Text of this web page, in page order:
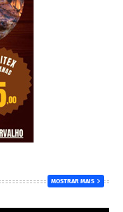
MOSTRAR MAIS